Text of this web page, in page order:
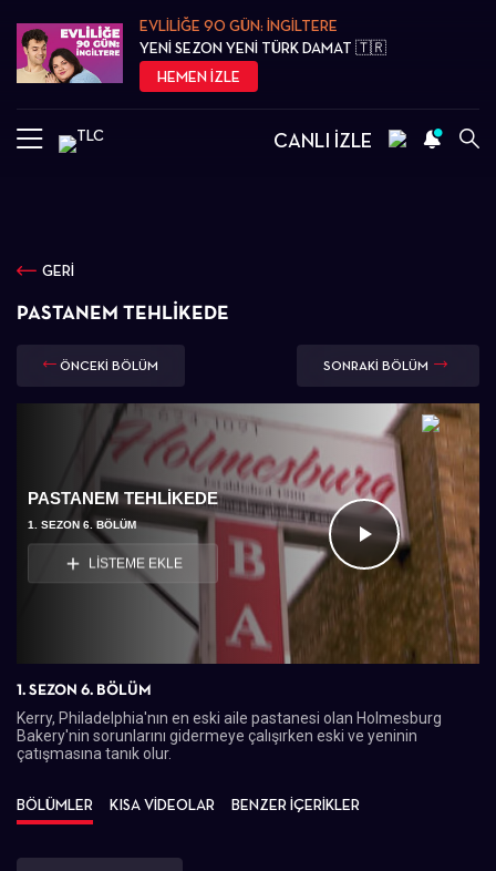
EVLİLİĞE 90 GÜN: İNGİLTERE
YENİ SEZON YENİ TÜRK DAMAT 🇹🇷
HEMEN İZLE
CANLI İZLE
GERİ
PASTANEM TEHLIKEDE
ÖNCEKİ BÖLÜM SONRAKİ BÖLÜM
Videoyu
Oynat
PASTANEM TEHLIKEDE
1. SEZON 6. BÖLÜM
LİSTEME EKLE
1. SEZON 6. BÖLÜM
Kerry, Philadelphia'nın en eski aile pastanesi olan Holmesburg
Bakery'nin sorunlarını gidermeye çalışırken eski ve yeninin
çatışmasına tanık olur.
BÖLÜMLER KISA VİDEOLAR BENZER İÇERİKLER